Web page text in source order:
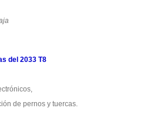
del 2033 T8
de pernos y tuercas.